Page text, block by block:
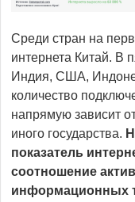
Среди стран на
интернета Китай. В
Индия, США,
количество
напрямую зависит
иного государства.
показатель
соотношение
информационных